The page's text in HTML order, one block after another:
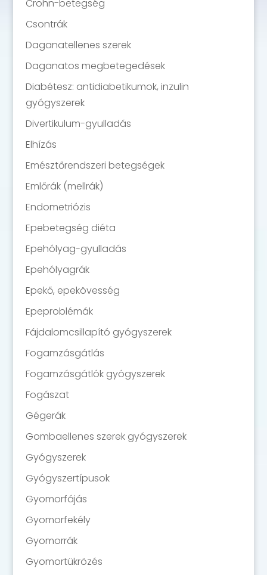
Crohn-betegség
Csontrák
Daganatellenes szerek
Daganatos megbetegedések
Diabétesz: antidiabetikumok, inzulin
gyógyszerek
Divertikulum-gyulladás
Elhízás
Emésztőrendszeri betegségek
Emlőrák (mellrák)
Endometriózis
Epebetegség diéta
Epehólyag-gyulladás
Epehólyagrák
Epekő, epekövesség
Epeproblémák
Fájdalomcsillapító gyógyszerek
Fogamzásgátlás
Fogamzásgátlók gyógyszerek
Fogászat
Gégerák
Gombaellenes szerek gyógyszerek
Gyógyszerek
Gyógyszertípusok
Gyomorfájás
Gyomorfekély
Gyomorrák
Gyomortükrözés